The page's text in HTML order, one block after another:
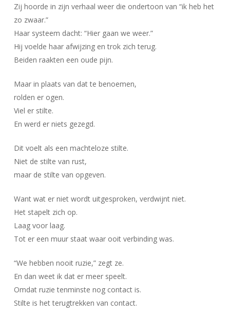
Zij hoorde in zijn verhaal weer die ondertoon van “ik heb het
zo zwaar.”
Haar systeem dacht: “Hier gaan we weer.”
Hij voelde haar afwijzing en trok zich terug.
Beiden raakten een oude pijn.
Maar in plaats van dat te benoemen,
rolden er ogen.
Viel er stilte.
En werd er niets gezegd.
Dit voelt als een machteloze stilte.
Niet de stilte van rust,
maar de stilte van opgeven.
Want wat er niet wordt uitgesproken, verdwijnt niet.
Het stapelt zich op.
Laag voor laag.
Tot er een muur staat waar ooit verbinding was.
“We hebben nooit ruzie,” zegt ze.
En dan weet ik dat er meer speelt.
Omdat ruzie tenminste nog contact is.
Stilte is het terugtrekken van contact.